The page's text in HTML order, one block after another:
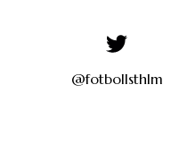
@fotbollsthlm